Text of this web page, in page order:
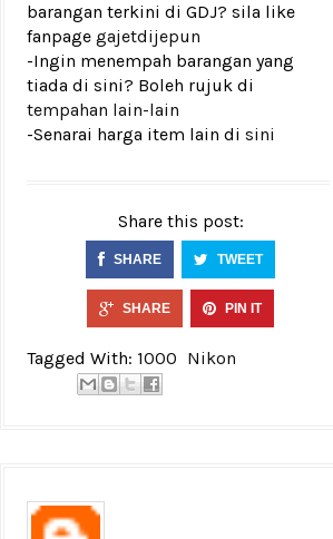
barangan terkini di GDJ? sila like
fanpage gajetdijepun
-Ingin menempah barangan yang
tiada di sini? Boleh rujuk di
tempahan lain-lain
-Senarai harga item lain di sini
Share this post:
SHARE TWEET
SHARE PIN IT
Tagged With: 1000 Nikon